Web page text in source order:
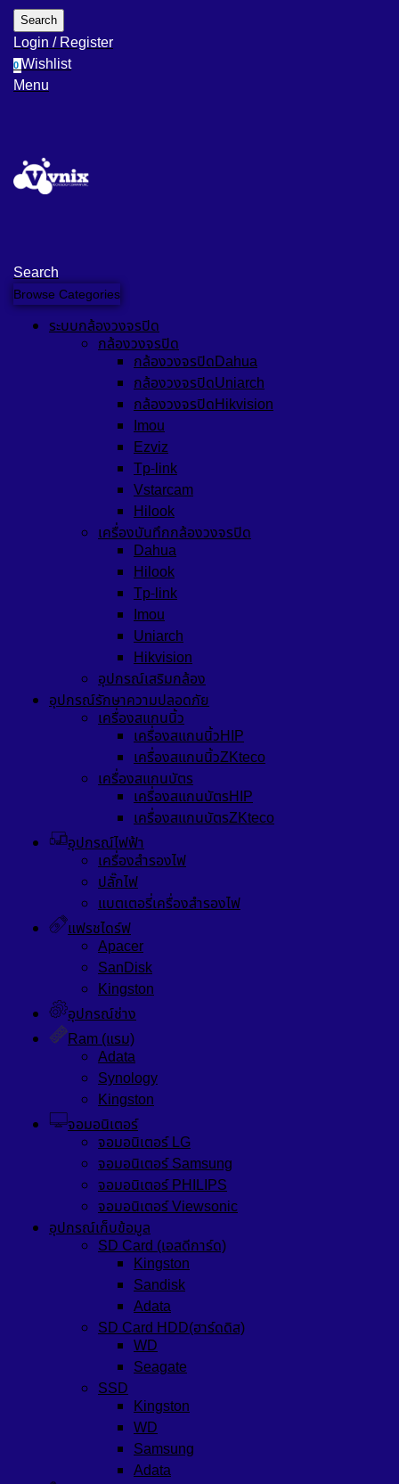
Search
Login / Register
0Wishlist
Menu
Search
Browse Categories
ระบบกล้องวงจรปิด
กล้องวงจรปิด
กล้องวงจรปิดDahua
กล้องวงจรปิดUniarch
กล้องวงจรปิดHikvision
Imou
Ezviz
Tp-link
Vstarcam
Hilook
เครื่องบันทึกกล้องวงจรปิด
Dahua
Hilook
Tp-link
Imou
Uniarch
Hikvision
อุปกรณ์เสริมกล้อง
อุปกรณ์รักษาความปลอดภัย
เครื่องสแกนนิ้ว
เครื่องสแกนนิ้วHIP
เครื่องสแกนนิ้วZKteco
เครื่องสแกนบัตร
เครื่องสแกนบัตรHIP
เครื่องสแกนบัตรZKteco
อุปกรณ์ไฟฟ้า
เครื่องสำรองไฟ
ปลั๊กไฟ
แบตเตอรี่เครื่องสำรองไฟ
แฟรชไดร์ฟ
Apacer
SanDisk
Kingston
อุปกรณ์ช่าง
Ram (แรม)
Adata
Synology
Kingston
จอมอนิเตอร์
จอมอนิเตอร์ LG
จอมอนิเตอร์ Samsung
จอมอนิเตอร์ PHILIPS
จอมอนิเตอร์ Viewsonic
อุปกรณ์เก็บข้อมูล
SD Card (เอสดีการ์ด)
Kingston
Sandisk
Adata
SD Card HDD(ฮาร์ดดิส)
WD
Seagate
SSD
Kingston
WD
Samsung
Adata